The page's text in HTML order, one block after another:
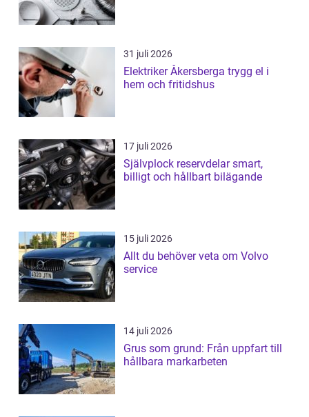
31 juli 2026
Elektriker Åkersberga trygg el i
hem och fritidshus
17 juli 2026
Självplock reservdelar smart,
billigt och hållbart bilägande
15 juli 2026
Allt du behöver veta om Volvo
service
14 juli 2026
Grus som grund: Från uppfart till
hållbara markarbeten